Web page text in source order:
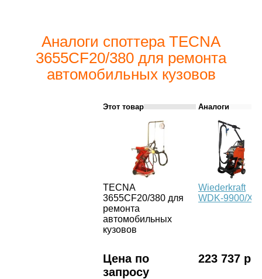
Аналоги споттера TECNA
3655CF20/380 для ремонта
автомобильных кузовов
Этот товар Аналоги
TECNA
3655CF20/380 для
ремонта
автомобильных
кузовов
Wiederkraft
WDK-9900/X
Цена по
запросу
223 737 р.